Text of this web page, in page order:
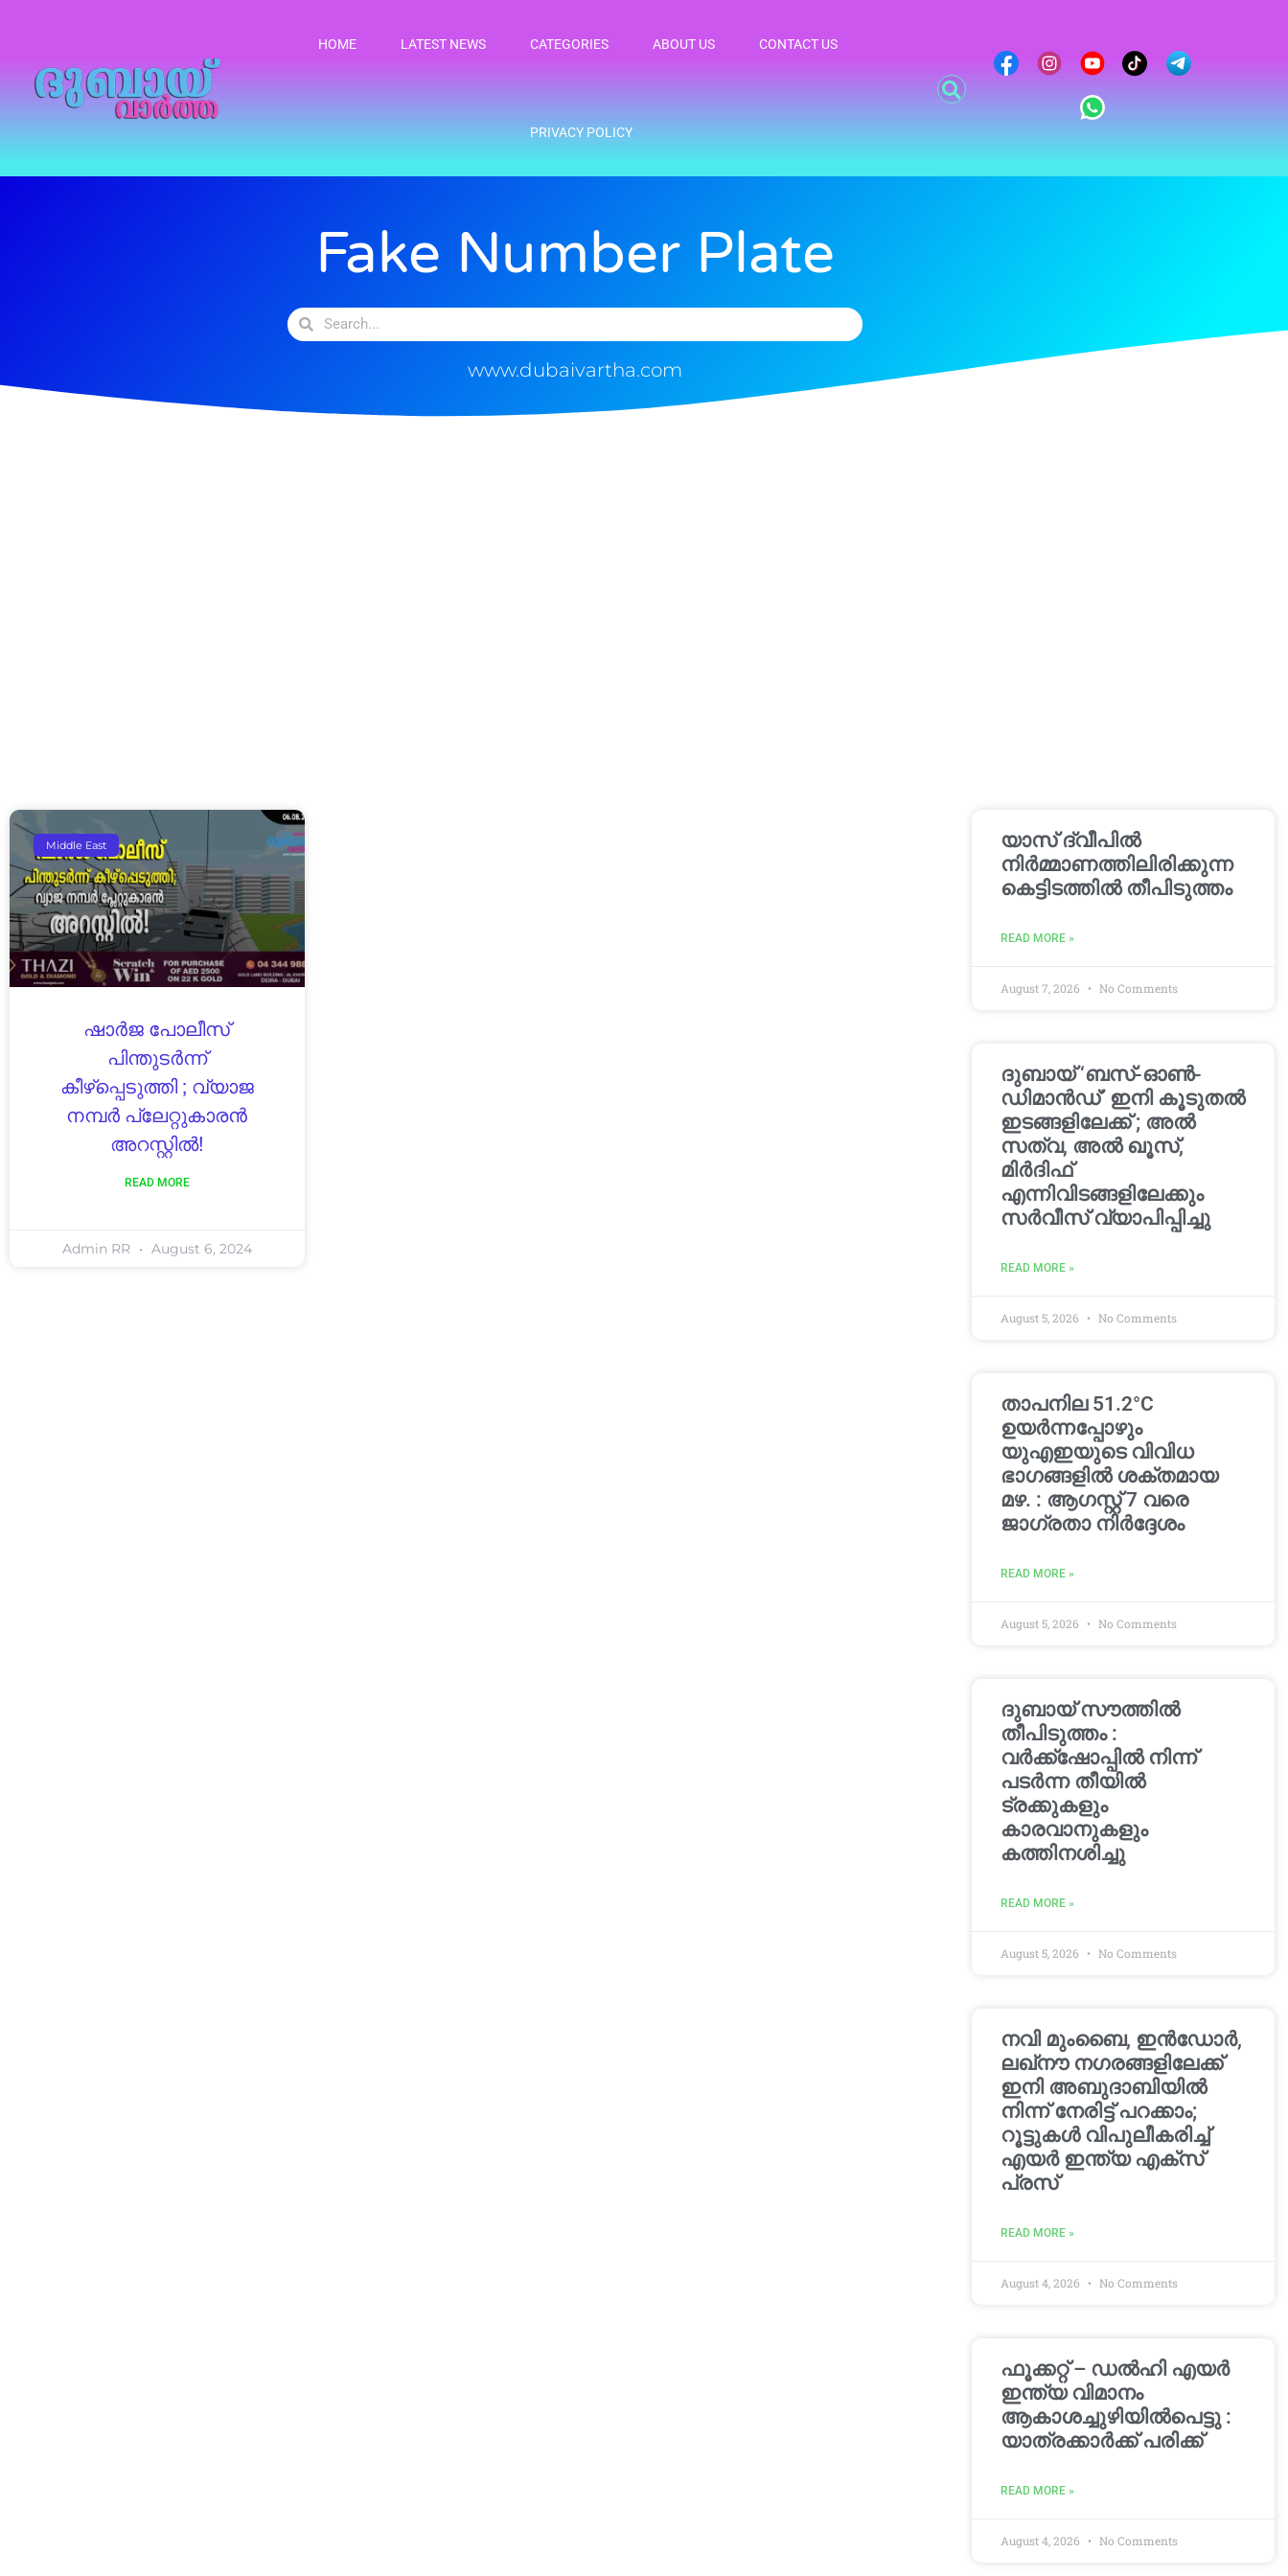
HOME LATEST NEWS CATEGORIES ABOUT US CONTACT US
PRIVACY POLICY
Fake Number Plate
www.dubaivartha.com
Middle East
ഷാർജ പോലീസ്
പിന്തുടർന്ന്
കീഴ്‌പ്പെടുത്തി ; വ്യാജ
നമ്പർ പ്ലേറ്റുകാരൻ
അറസ്റ്റിൽ!
READ MORE
Admin RR August 6, 2024
യാസ് ദ്വീപിൽ
നിർമ്മാണത്തിലിരിക്കുന്ന
കെട്ടിടത്തിൽ തീപിടുത്തം
READ MORE »
August 7, 2026 No Comments
ദുബായ് ‘ബസ്-ഓൺ-
ഡിമാൻഡ്’ ഇനി കൂടുതൽ
ഇടങ്ങളിലേക്ക് ; അൽ
സത്വ, അൽ ഖൂസ്,
മിർദിഫ്
എന്നിവിടങ്ങളിലേക്കും
സർവീസ് വ്യാപിപ്പിച്ചു
READ MORE »
August 5, 2026 No Comments
താപനില 51.2°C
ഉയർന്നപ്പോഴും
യുഎഇയുടെ വിവിധ
ഭാഗങ്ങളിൽ ശക്തമായ
മഴ. : ആഗസ്റ്റ് 7 വരെ
ജാഗ്രതാ നിർദ്ദേശം
READ MORE »
August 5, 2026 No Comments
ദുബായ് സൗത്തിൽ
തീപിടുത്തം :
വർക്ക്‌ഷോപ്പിൽ നിന്ന്
പടർന്ന തീയിൽ
ട്രക്കുകളും
കാരവാനുകളും
കത്തിനശിച്ചു
READ MORE »
August 5, 2026 No Comments
നവി മുംബൈ, ഇൻഡോർ,
ലഖ്നൗ നഗരങ്ങളിലേക്ക്
ഇനി അബുദാബിയിൽ
നിന്ന് നേരിട്ട് പറക്കാം;
റൂട്ടുകൾ വിപുലീകരിച്ച്
എയർ ഇന്ത്യ എക്സ്
പ്രസ്
READ MORE »
August 4, 2026 No Comments
ഫൂക്കറ്റ് – ഡൽഹി എയര്‍
ഇന്ത്യ വിമാനം
ആകാശച്ചുഴിയില്‍പെട്ടു :
യാത്രക്കാര്‍ക്ക് പരിക്ക്
READ MORE »
August 4, 2026 No Comments